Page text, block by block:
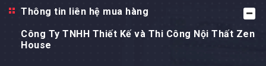
Thông tin liên hệ mua hàng
Công Ty TNHH Thiết Kế và Thi Công Nội Thất Zen
House